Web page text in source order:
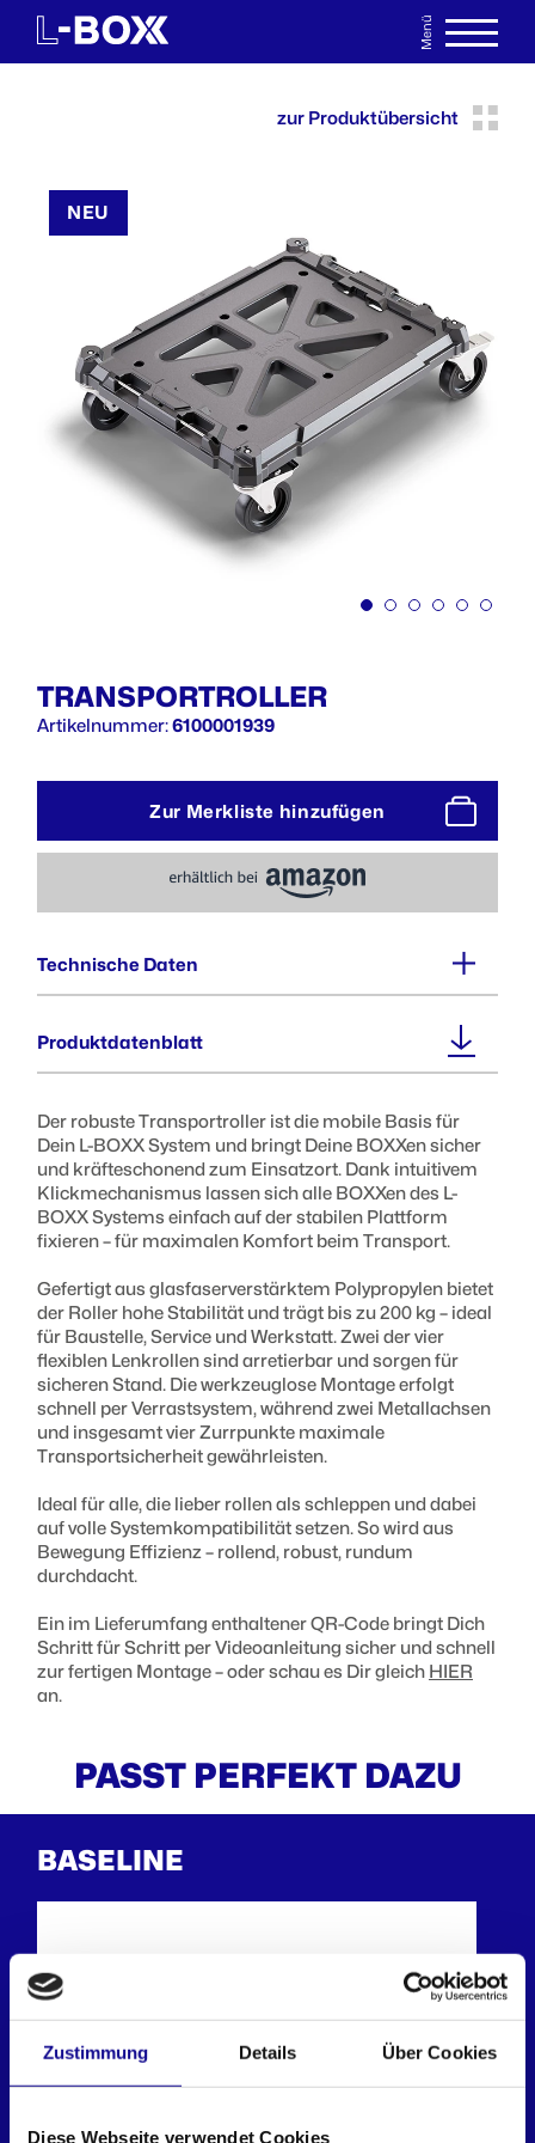
Zustimmung Details Über Cookies
Diese Webseite verwendet Cookies
Menü
MERKLISTE
zur Produktübersicht
NEU
TRANSPORTROLLER
Artikelnummer:6100001939
Zur Merkliste hinzufügen
Technische Daten
Außenmaße (BxTxH) :
Gewicht :
4,1 kg
Tragkraft
max. 200 kg
Produktdatenblatt
Der robuste Transportroller ist die mobile Basis für
Dein L-BOXX System und bringt Deine BOXXen sicher
und kräfteschonend zum Einsatzort. Dank intuitivem
Klickmechanismus lassen sich alle BOXXen des L-
BOXX Systems einfach auf der stabilen Plattform
fixieren – für maximalen Komfort beim Transport.
Gefertigt aus glasfaserverstärktem Polypropylen bietet
der Roller hohe Stabilität und trägt bis zu 200 kg – ideal
für Baustelle, Service und Werkstatt. Zwei der vier
flexiblen Lenkrollen sind arretierbar und sorgen für
sicheren Stand. Die werkzeuglose Montage erfolgt
schnell per Verrastsystem, während zwei Metallachsen
und insgesamt vier Zurrpunkte maximale
Transportsicherheit gewährleisten.
Ideal für alle, die lieber rollen als schleppen und dabei
auf volle Systemkompatibilität setzen. So wird aus
Bewegung Effizienz – rollend, robust, rundum
durchdacht.
Ein im Lieferumfang enthaltener QR-Code bringt Dich
Schritt für Schritt per Videoanleitung sicher und schnell
zur fertigen Montage – oder schau es Dir gleich HIER
an.
PASST PERFEKT DAZU
BASELINE
L-BOXX 102 Deckel L-BOXX 102